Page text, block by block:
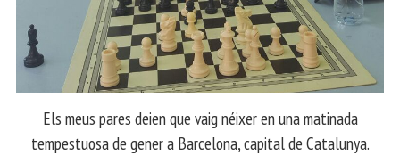
Els meus pares deien que vaig néixer en una matinada
tempestuosa de gener a Barcelona, capital de Catalunya.